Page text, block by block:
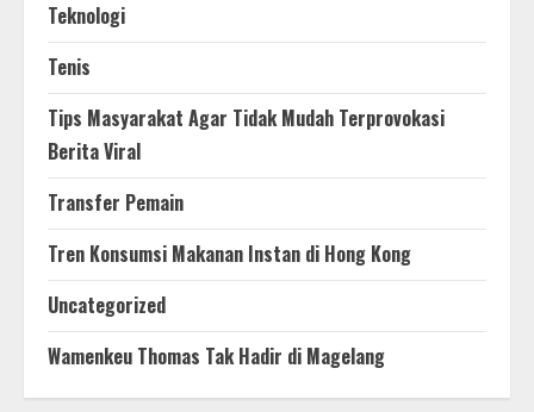
Teknologi
Tenis
Tips Masyarakat Agar Tidak Mudah Terprovokasi
Berita Viral
Transfer Pemain
Tren Konsumsi Makanan Instan di Hong Kong
Uncategorized
Wamenkeu Thomas Tak Hadir di Magelang